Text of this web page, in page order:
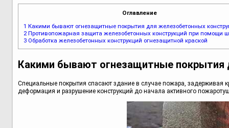
Оглавление
1 Какими бывают огнезащитные покрытия для железобетонных
2Противопожарная защита железобетонных конструкций при помощи
3Обработка железобетонных конструкций огнезащитной краской
Какими бывают огнезащитные покрытия
Специальные покрытия спасают здание в случае пожара, задерживая
деформация и разрушение конструкций до начала активного